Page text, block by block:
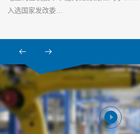
入选国家发改委…